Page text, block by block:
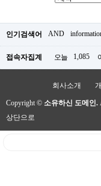
인기검색어 AND
접속자집계 오늘 1,085
회사소개
Copyright © 소유하신 도메인.
상단으로